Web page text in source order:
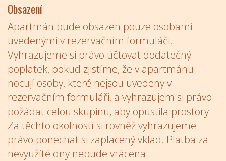
Obsazení
Apartmán bude obsazen pouze osobami
uvedenými v rezervačním formuláči.
Vyhrazujeme si právo účtovat dodatečný
poplatek, pokud zjistíme, že v apartmánu
nocují osoby, které nejsou uvedeny v
rezervačním formuláři, a vyhrazujem si právo
požádat celou skupinu, aby opustila prostory.
Za těchto okolností si rovněž vyhrazujeme
právo ponechat si zaplacený vklad. Platba za
nevyužíté dny nebude vrácena.